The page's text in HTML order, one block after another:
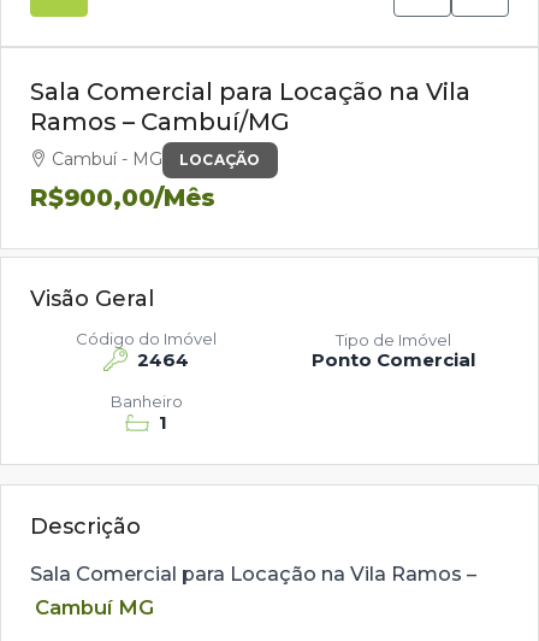
LOCAÇÃO
Sala Comercial para Locação na Vila
Ramos – Cambuí/MG
Cambuí - MG
R$900,00/Mês
Visão Geral
2464
Código do Imóvel
Ponto Comercial
Tipo de Imóvel
1
Banheiro
Descrição
Sala Comercial para Locação na Vila Ramos –
Cambuí MG